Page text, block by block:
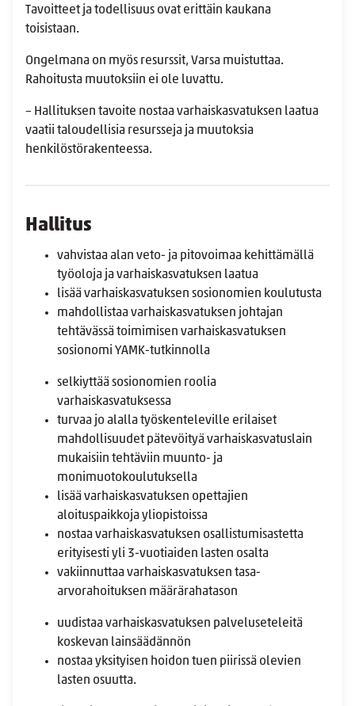
Tavoitteet ja todellisuus ovat erittäin kaukana
toisistaan.
Ongelmana on myös resurssit, Varsa muistuttaa.
Rahoitusta muutoksiin ei ole luvattu.
– Hallituksen tavoite nostaa varhaiskasvatuksen laatua
vaatii taloudellisia resursseja ja muutoksia
henkilöstörakenteessa.
Hallitus
vahvistaa alan veto- ja pitovoimaa kehittämällä
työoloja ja varhaiskasvatuksen laatua
lisää varhaiskasvatuksen sosionomien koulutusta
mahdollistaa varhaiskasvatuksen johtajan
tehtävässä toimimisen varhaiskasvatuksen
sosionomi YAMK-tutkinnolla
selkiyttää sosionomien roolia
varhaiskasvatuksessa
turvaa jo alalla työskenteleville erilaiset
mahdollisuudet pätevöityä varhaiskasvatuslain
mukaisiin tehtäviin muunto- ja
monimuotokoulutuksella
lisää varhaiskasvatuksen opettajien
aloituspaikkoja yliopistoissa
nostaa varhaiskasvatuksen osallistumisastetta
erityisesti yli 3-vuotiaiden lasten osalta
vakiinnuttaa varhaiskasvatuksen tasa-
arvorahoituksen määrärahatason
uudistaa varhaiskasvatuksen palveluseteleitä
koskevan lainsäädännön
nostaa yksityisen hoidon tuen piirissä olevien
lasten osuutta.